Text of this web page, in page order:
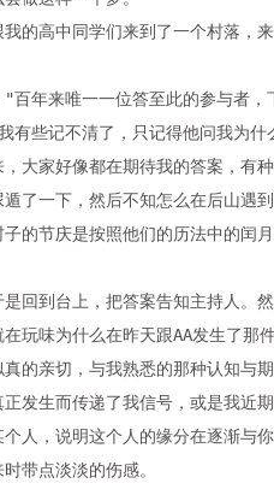
的高中同学们来到了一个村落，
百年来唯一一位答至此的参与者
有些记不清了，只记得他问我为什
大家好像都在期待我的答案，有
了一下，然后不知怎么在后山遇
的节庆是按照他们的历法中的闰
回到台上，把答案告知主持人。
玩味为什么在昨天跟AA发生了那
的亲切，与我熟悉的那种认知与期
发生而传递了我信号，或是我近
人，说明这个人的缘分在逐渐与你
带点淡淡的伤感。